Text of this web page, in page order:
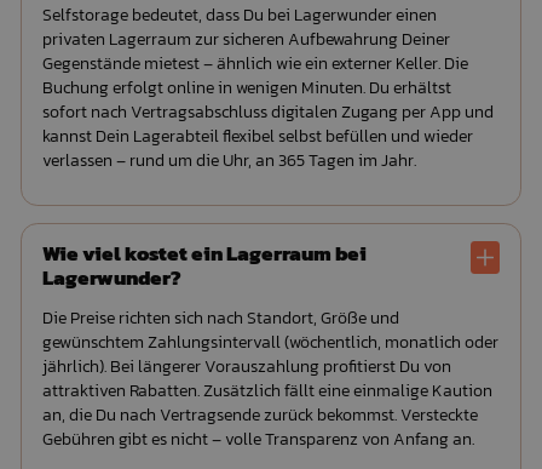
Selfstorage bedeutet, dass Du bei Lagerwunder einen
privaten Lagerraum zur sicheren Aufbewahrung Deiner
Gegenstände mietest – ähnlich wie ein externer Keller. Die
Buchung erfolgt online in wenigen Minuten. Du erhältst
sofort nach Vertragsabschluss digitalen Zugang per App und
kannst Dein Lagerabteil flexibel selbst befüllen und wieder
verlassen – rund um die Uhr, an 365 Tagen im Jahr.
Wie viel kostet ein Lagerraum bei
Lagerwunder?
Die Preise richten sich nach Standort, Größe und
gewünschtem Zahlungsintervall (wöchentlich, monatlich oder
jährlich). Bei längerer Vorauszahlung profitierst Du von
attraktiven Rabatten. Zusätzlich fällt eine einmalige Kaution
an, die Du nach Vertragsende zurück bekommst. Versteckte
Gebühren gibt es nicht – volle Transparenz von Anfang an.